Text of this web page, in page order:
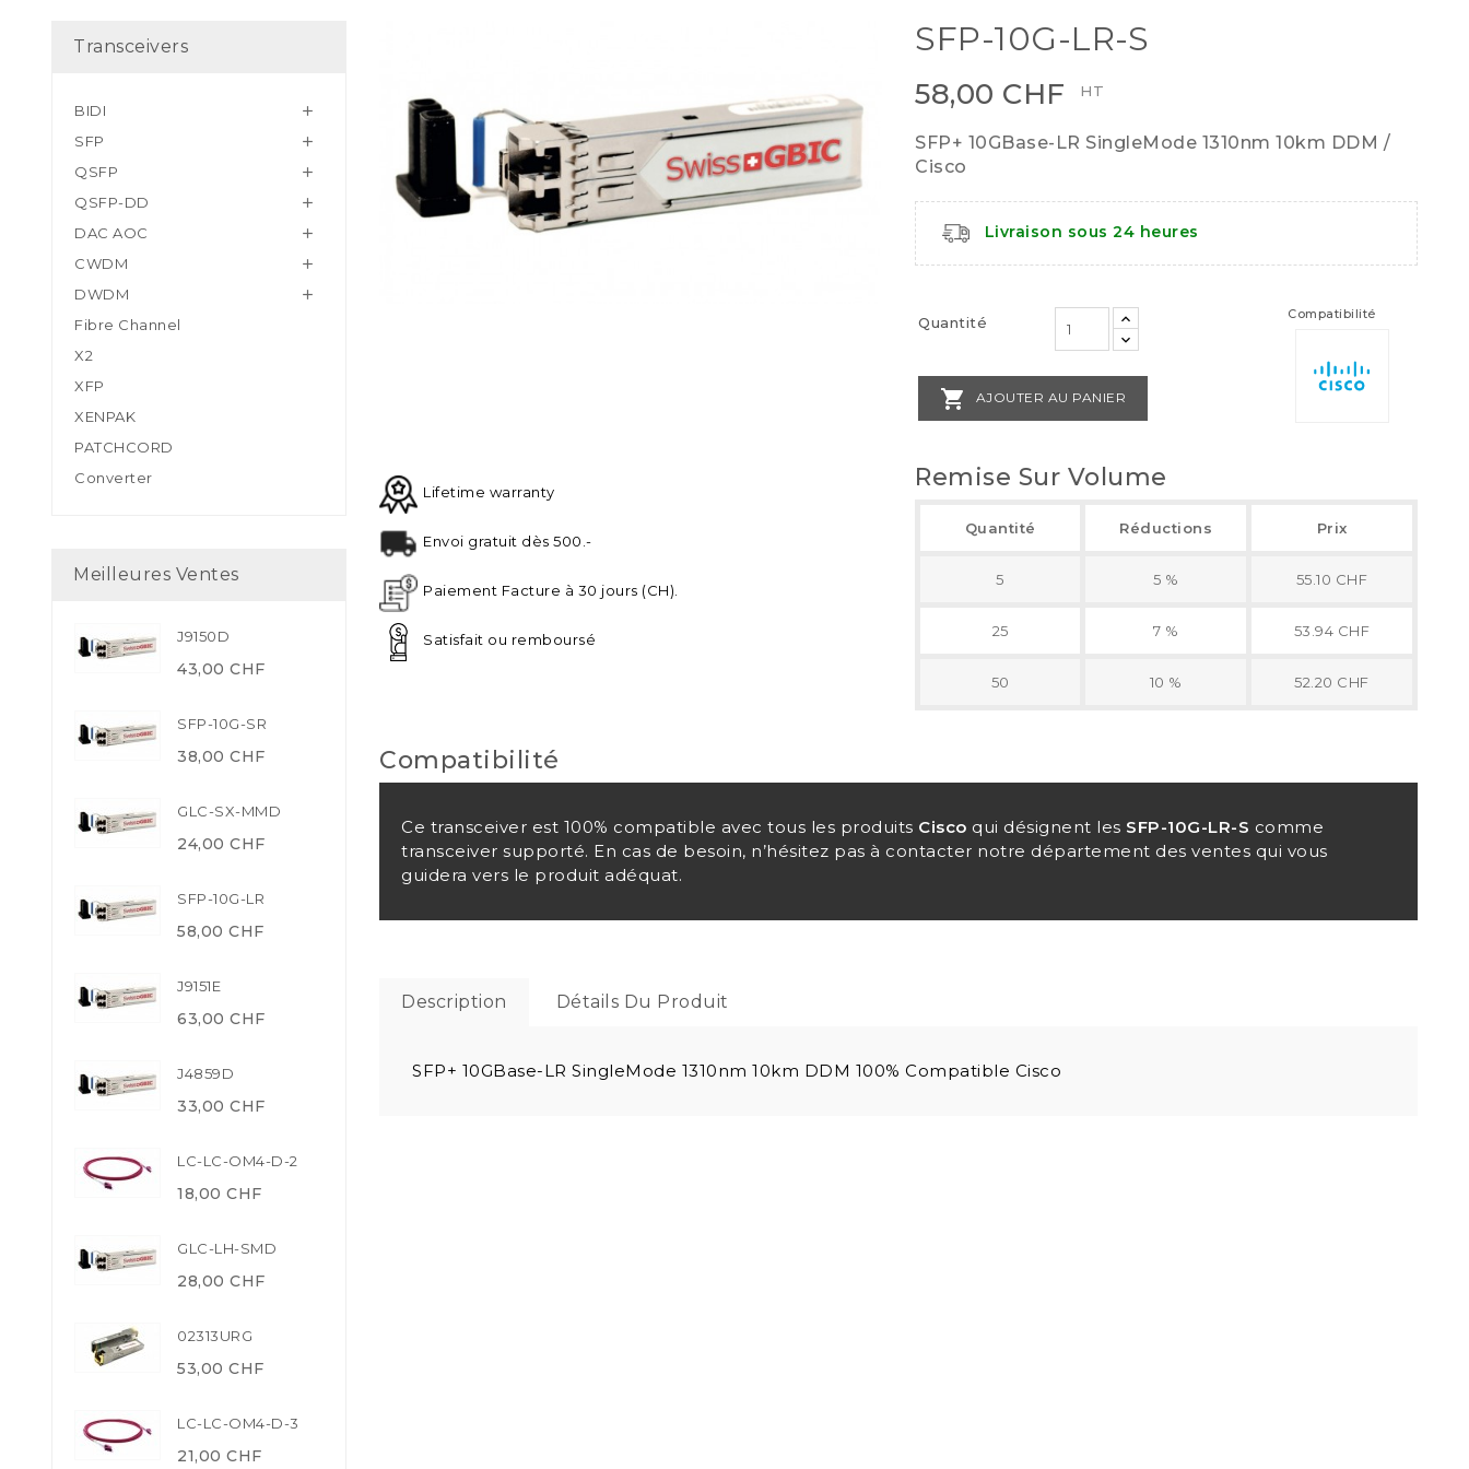
Transceivers
BIDI 
SFP 
QSFP 
QSFP-DD 
DAC AOC 
CWDM 
DWDM 
Fibre Channel
X2
XFP
XENPAK
PATCHCORD
Converter
Meilleures Ventes
J9150D
43,00 CHF
SFP-10G-SR
38,00 CHF
GLC-SX-MMD
24,00 CHF
SFP-10G-LR
58,00 CHF
J9151E
63,00 CHF
J4859D
33,00 CHF
LC-LC-OM4-D-2
18,00 CHF
GLC-LH-SMD
28,00 CHF
02313URG
53,00 CHF
LC-LC-OM4-D-3
21,00 CHF
SFP-10G-LR-S
58,00 CHF HT
SFP+ 10GBase-LR SingleMode 1310nm 10km DDM /
Cisco
Livraison sous 24 heures
Quantité
 AJOUTER AU PANIER
Compatibilité
Lifetime warranty
Envoi gratuit dès 500.-
Paiement Facture à 30 jours (CH).
Satisfait ou remboursé
Remise Sur Volume
Quantité Réductions Prix
5 5 % 55.10 CHF
25 7 % 53.94 CHF
50 10 % 52.20 CHF
Compatibilité
Ce transceiver est 100% compatible avec tous les produits Cisco qui désignent les SFP-10G-LR-S comme
transceiver supporté. En cas de besoin, n’hésitez pas à contacter notre département des ventes qui vous
guidera vers le produit adéquat.
Description Détails Du Produit
SFP+ 10GBase-LR SingleMode 1310nm 10km DDM 100% Compatible Cisco